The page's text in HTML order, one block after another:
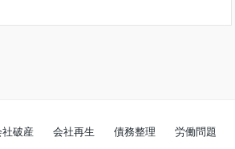
社破産 会社再生 債務整理 労働問題